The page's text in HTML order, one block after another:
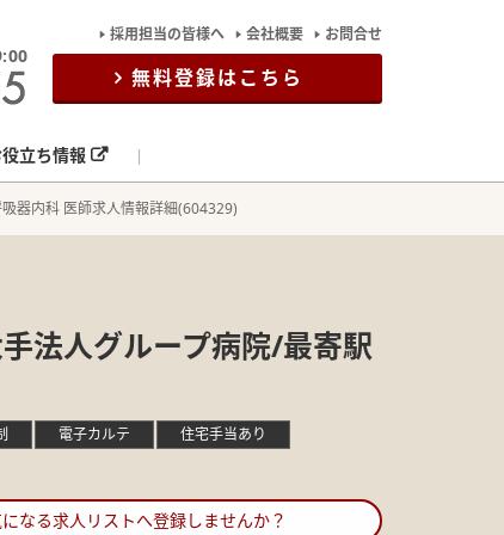
採用担当の皆様へ 会社概要 お問合せ
無料登録はこちら
立ち情報
器内科 医師求人情報詳細(604329)
法人グループ病院/最寄駅
電子カルテ
住宅手当あり
なる求人リストへ登録しませんか？